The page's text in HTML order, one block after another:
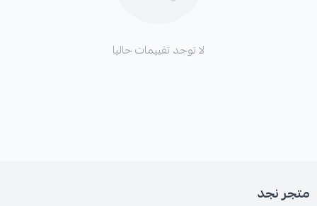
لا توجد تقييمات حاليا
متجر نجد